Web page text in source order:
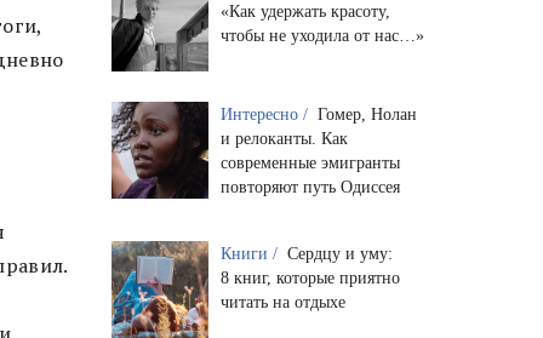
«Как удержать красоту,
чтобы не уходила от нас…»
Интересно / Гомер, Нолан
и релоканты. Как
современные эмигранты
повторяют путь Одиссея
Книги / Сердцу и уму:
8 книг, которые приятно
читать на отдыхе